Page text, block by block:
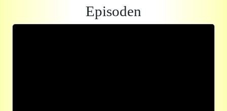
Episoden